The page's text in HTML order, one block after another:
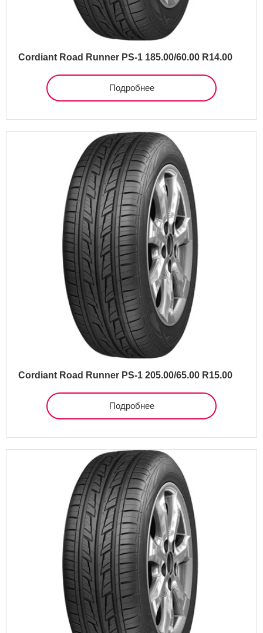
Cordiant Road Runner PS-1 185.00/60.00 R14.00
Подробнее
Cordiant Road Runner PS-1 205.00/65.00 R15.00
Подробнее